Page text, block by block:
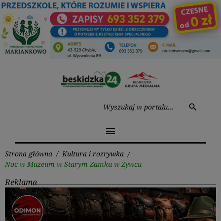
Przejdź
do
treści
search
menu
Strona główna / Kultura i rozrywka /
Noc w Muzeum w Starym Zamku w Żywcu
Reklama